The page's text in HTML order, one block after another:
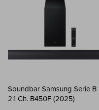
Soundbar Samsung Serie B
2.1 Ch. B450F (2025)